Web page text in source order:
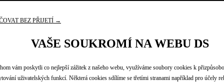
BEZ PŘIJETÍ →
VAŠE SOUKROMÍ NA WEBU DS
vám poskytli co nejlepší zážitek z našeho webu, využíváme soubory cookies k
uživatelských funkcí. Některá cookies sdílíme se třetími stranami například pro účely